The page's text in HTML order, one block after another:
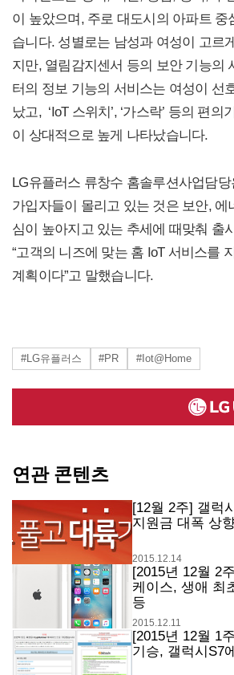
이 높았으며, 주로 대도시의 아파트 중
습니다. 성별로는 남성과 여성이 고르
지만, 열림감지센서 등의 보안 기능의
터의 정보 기능의 서비스는 여성이 선
났고, ‘IoT 스위치’, ‘가스락’ 등의 편의
이 상대적으로 높게 나타났습니다.
LG유플러스 류창수 홈솔루션사업담당
가입자들이 몰리고 있는 것은 보안, 에
심이 높아지고 있는 추세에 때맞춰 출
“고객의 니즈에 맞는 홈 IoT 서비스를
계획이다”고 말했습니다.
#LG유플러스 #PR #Iot@Home
연관 콘텐츠
[12월 2주] 갤럭
지원금 대폭 상
2015.12.14
[2015년 12월 2
케이스, 생애 최
등
2015.12.11
[2015년 12월 1
기승, 갤럭시S7